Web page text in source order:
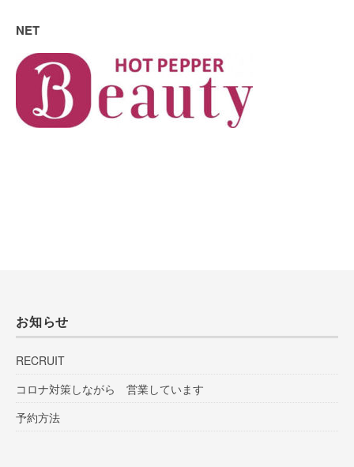
NET
お知らせ
RECRUIT
コロナ対策しながら 営業しています
予約方法